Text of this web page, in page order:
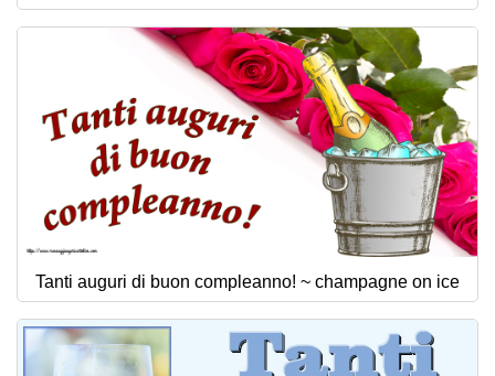
Tanti auguri di buon compleanno! ~ champagne on ice